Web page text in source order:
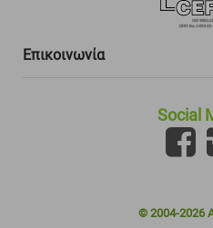
Επικοινωνία
Social
© 2004-2026